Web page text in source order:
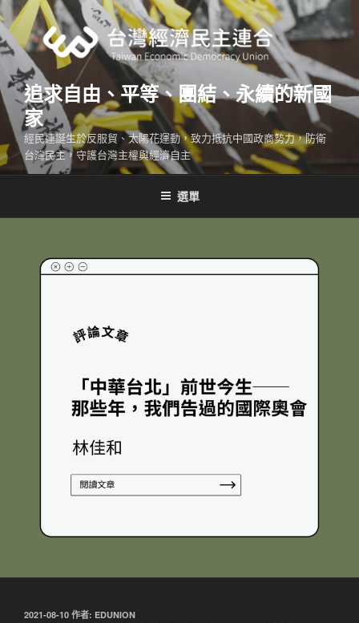
跳
至
主
內
容
追求自由、平等、團結、永續的新國
家
經民連誕生於反服貿、太陽花運動，致力抵抗中國政商勢力，防衛
台灣民主，守護台灣主權與經濟自主
選單
發
2021-08-10 作者: EDUNION